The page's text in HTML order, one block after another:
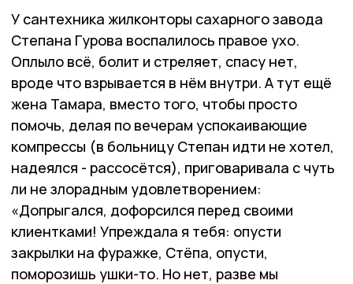
У сантехника жилконторы сахарного завода
Степана Гурова воспалилось правое ухо.
Оплыло всё, болит и стреляет, спасу нет,
вроде что взрывается в нём внутри. А тут ещё
жена Тамара, вместо того, чтобы просто
помочь, делая по вечерам успокаивающие
компрессы (в больницу Степан идти не хотел,
надеялся - рассосётся), приговаривала с чуть
ли не злорадным удовлетворением:
«Допрыгался, дофорсился перед своими
клиентками! Упреждала я тебя: опусти
закрылки на фуражке, Стёпа, опусти,
поморозишь ушки-то. Но нет, разве мы